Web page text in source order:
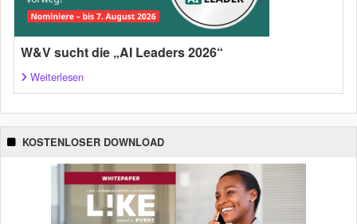
W&V sucht die „AI Leaders 2026“
Weiterlesen
KOSTENLOSER DOWNLOAD